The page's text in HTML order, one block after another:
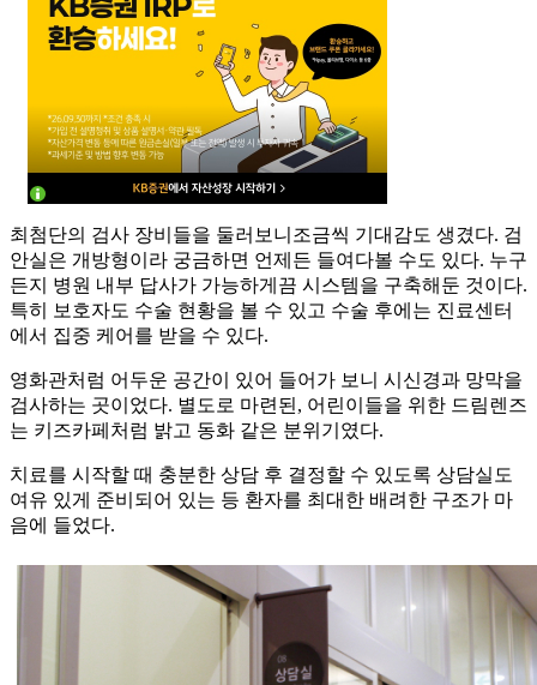
최첨단의 검사 장비들을 둘러보니조금씩 기대감도 생겼다. 검
안실은 개방형이라 궁금하면 언제든 들여다볼 수도 있다. 누구
든지 병원 내부 답사가 가능하게끔 시스템을 구축해둔 것이다.
특히 보호자도 수술 현황을 볼 수 있고 수술 후에는 진료센터
에서 집중 케어를 받을 수 있다.
영화관처럼 어두운 공간이 있어 들어가 보니 시신경과 망막을
검사하는 곳이었다. 별도로 마련된, 어린이들을 위한 드림렌즈
는 키즈카페처럼 밝고 동화 같은 분위기였다.
치료를 시작할 때 충분한 상담 후 결정할 수 있도록 상담실도
여유 있게 준비되어 있는 등 환자를 최대한 배려한 구조가 마
음에 들었다.